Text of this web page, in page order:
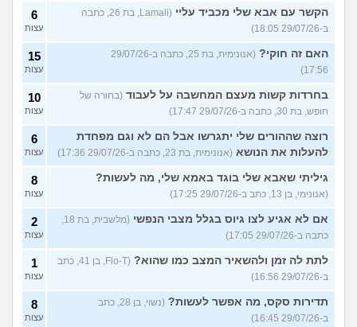
הקשר עם אבא שלי מכביד עליי
(Lamali, בת 26, כתבה
ב-29/07/26 18:05)
6
עצות
האם זה חוקי?
(אנונימית, בת 25, כתבה ב-29/07/26
17:56)
15
עצות
בחרדות קשות מעצם המחשבה על לעבוד (בחורה של
חופש, בת 30, כתבה ב-29/07/26 17:47)
10
עצות
רוצה שההורים שלי יתגרשו אבל הם לא וגם מפחדת
להעלות את הנושא (אנונימית, בת 23, כתבה ב-29/07/26 17:36)
6
עצות
גיליתי שאבא שלי בוגד באמא שלי, מה לעשות?
(אנונימי, בן 13, כתב ב-29/07/26 17:25)
8
עצות
אם לא אגיע לצו גיוס בגלל מצבי הנפשי
(מלשבית, בת 18,
כתבה ב-29/07/26 17:05)
2
עצות
לתת לה זמן ולהשאיר המצב כמו שהוא?
(Flo-T, בן 41, כתב
ב-29/07/26 16:56)
1
עצות
תדירות סקס, מה אפשר לעשות?
(נשוי, בן 28, כתב
ב-29/07/26 16:45)
8
עצות